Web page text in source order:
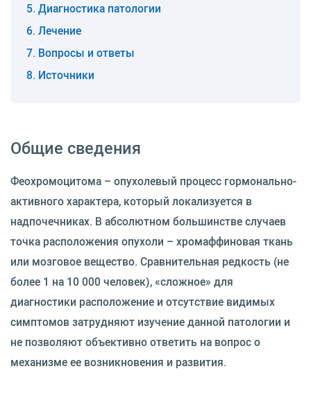
Диагностика патологии
Лечение
Вопросы и ответы
Источники
Общие сведения
Феохромоцитома – опухолевый процесс гормонально-
активного характера, который локализуется в
надпочечниках. В абсолютном большинстве случаев
точка расположения опухоли – хромаффиновая ткань
или мозговое вещество. Сравнительная редкость (не
более 1 на 10 000 человек), «сложное» для
диагностики расположение и отсутствие видимых
симптомов затрудняют изучение данной патологии и
не позволяют объективно ответить на вопрос о
механизме ее возникновения и развития.